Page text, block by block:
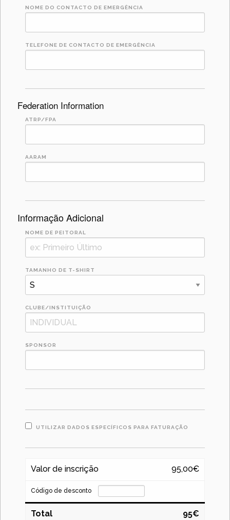
NOME DO CONTACTO DE EMERGÊNCIA
TELEFONE DE CONTACTO DE EMERGÊNCIA
Federation Information
ATRP/FPA
AARAM
Informação Adicional
NOME DE PEITORAL
TAMANHO DE T-SHIRT
CLUBE/INSTITUIÇÃO
SPONSOR
UTILIZAR DADOS ESPECÍFICOS PARA FATURAÇÃO
Valor de inscrição 95,00€
Código de desconto
Total 95€